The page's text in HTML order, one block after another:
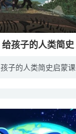
给孩子的人类简史
孩子的人类简史启蒙课